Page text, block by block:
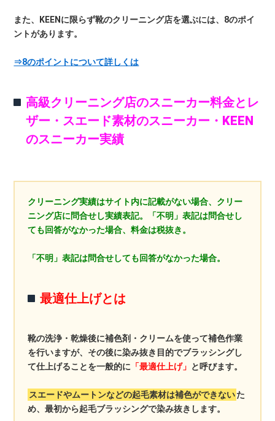
また、KEENに限らず靴のクリーニング店を選ぶには、8のポイ
ントがあります。
⇒8のポイントについて詳しくは
高級クリーニング店のスニーカー料金とレ
ザー・スエード素材のスニーカー・KEEN
のスニーカー実績
クリーニング実績はサイト内に記載がない場合、クリー
ニング店に問合せし実績表記。「不明」表記は問合せし
ても回答がなかった場合、料金は税抜き。
「不明」表記は問合せしても回答がなかった場合。
最適仕上げとは
靴の洗浄・乾燥後に補色剤・クリームを使って補色作業
を行いますが、その後に染み抜き目的でブラッシングし
て仕上げることを一般的に 「最適仕上げ」 と呼びます。
スエードやムートンなどの起毛素材は補色ができないた
め、最初から起毛ブラッシングで染み抜きします。